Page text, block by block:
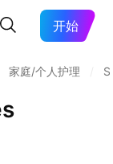
开始
家庭/个人护理